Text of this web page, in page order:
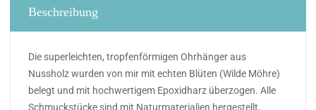
Beschreibung
Die superleichten, tropfenförmigen Ohrhänger aus
Nussholz wurden von mir mit echten Blüten (Wilde Möhre)
belegt und mit hochwertigem Epoxidharz überzogen. Alle
Schmuckstücke sind mit Naturmaterialien hergestellt,